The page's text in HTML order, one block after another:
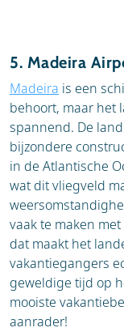
5. Madeira
Madeira is een
behoort, maar het
spannend. De
bijzondere
in de Atlantische
wat dit vliegveld
vaak te maken
dat maakt het
vakantiegangers
geweldige tijd op
mooiste
aanrader!